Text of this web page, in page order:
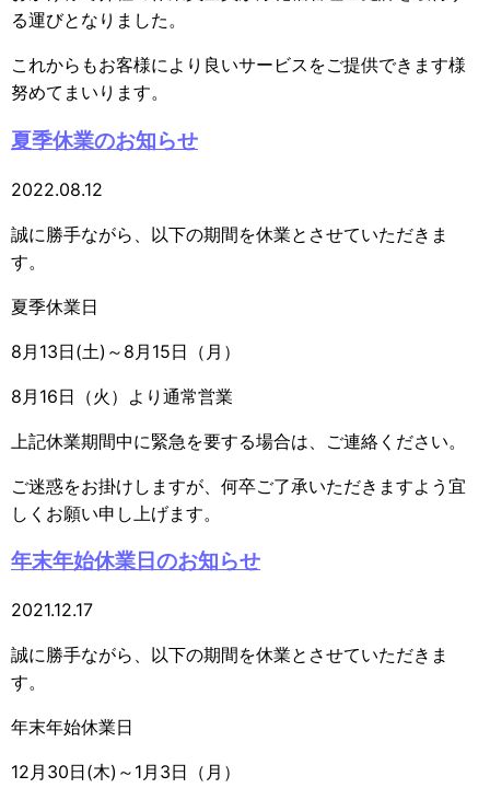
る運びとなりました。
これからもお客様により良いサービスをご提供できます様
努めてまいります。
夏季休業のお知らせ
2022.08.12
誠に勝手ながら、以下の期間を休業とさせていただきま
す。
夏季休業日
8月13日(土)～8月15日（月）
8月16日（火）より通常営業
上記休業期間中に緊急を要する場合は、ご連絡ください。
ご迷惑をお掛けしますが、何卒ご了承いただきますよう宜
しくお願い申し上げます。
年末年始休業日のお知らせ
2021.12.17
誠に勝手ながら、以下の期間を休業とさせていただきま
す。
年末年始休業日
12月30日(木)～1月3日（月）